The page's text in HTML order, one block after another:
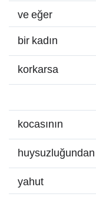
ve eğer
bir kadın
korkarsa
kocasının
huysuzluğundan
yahut